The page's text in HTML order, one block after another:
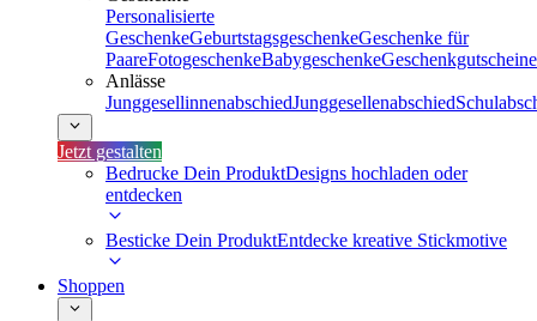
Personalisierte
GeschenkeGeburtstagsgeschenkeGeschenke für
PaareFotogeschenkeBabygeschenkeGeschenkgutscheine
Anlässe
JunggesellinnenabschiedJunggesellenabschied
Jetzt gestalten
Bedrucke Dein ProduktDesigns hochladen oder
entdecken
Besticke Dein ProduktEntdecke kreative Stickmotive
Shoppen